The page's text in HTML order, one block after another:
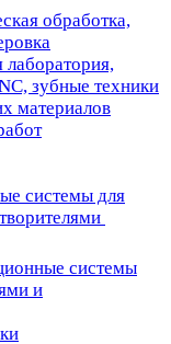
обработка,
лаборатория,
зубные техники
материалов
системы для
системы
и